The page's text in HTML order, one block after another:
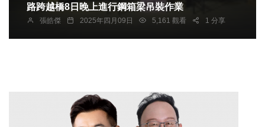
路跨越橋8日晚上進行鋼箱梁吊裝作業
張皓傑 2025年四月09日 5,161 觀看 1 分享